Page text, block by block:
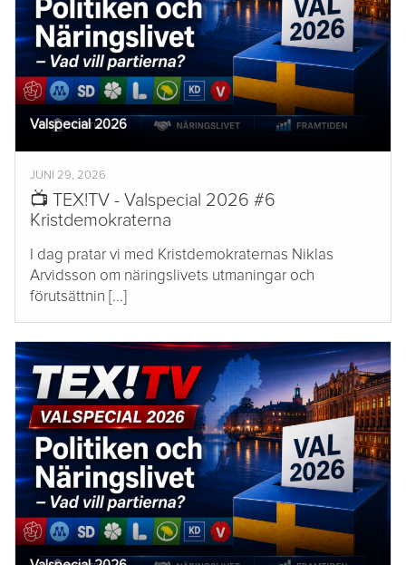
Valspecial 2026
JUNI 29, 2026
📺 TEX!TV - Valspecial 2026 #6
Kristdemokraterna
I dag pratar vi med Kristdemokraternas Niklas
Arvidsson om näringslivets utmaningar och
förutsättnin [...]